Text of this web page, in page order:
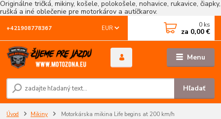
Originálne tričká, mikiny, košele, polokošele, nohavice, rukavice, čiapky,
rušká a iné oblečenie pre motorkárov a autíčkarov.
Menu
EUR
Hľadať
+421908778367 0 ks
za 0,00 €
Úvod Mikiny Motorkárska mikina Life begins at 200 km/h